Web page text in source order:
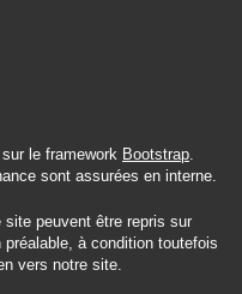
le framework Bootstrap.
sont assurées en interne.
peuvent être repris sur
à condition toutefois
vers notre site.